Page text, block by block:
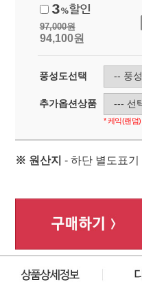
97,000원
94,100원
풍성도선택
추가옵션상품
* 케익(랜덤
※ 원산지 - 하단 별도표기